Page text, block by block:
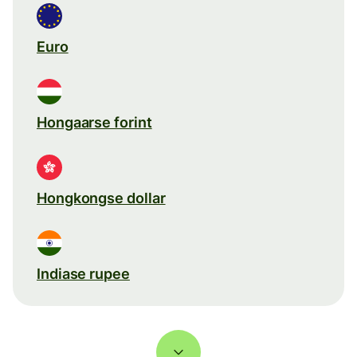
Euro
Hongaarse forint
Hongkongse dollar
Indiase rupee